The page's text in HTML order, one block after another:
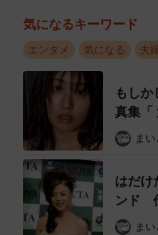
気になるキーワード
エンタメ 気になる 夫婦
もし
真集「
ま
はだけ
ンド
ま